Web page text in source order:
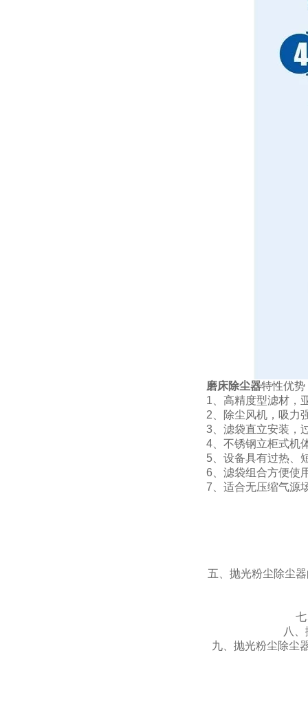
磨床除尘器特性优势
1、高精度型滤材，
2、除尘风机，吸力
3、滤袋直立安装，
4、不锈钢立柜式机
5、设备具有过热、
6、滤袋组合方便使
7、适合无压缩气源
五、抛光粉尘除尘
八
九、抛光粉尘除尘